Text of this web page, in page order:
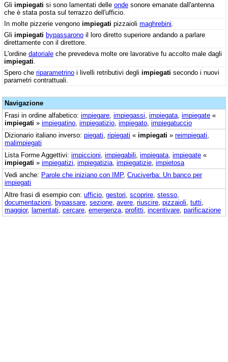
Gli impiegati si sono lamentati delle onde sonore emanate dall'antenna
che è stata posta sul terrazzo dell'ufficio.
In molte pizzerie vengono impiegati pizzaioli maghrebini
Gli impiegati bypassarono il loro diretto superiore andando a parlare
direttamente con il direttore.
L'ordine datoriale che prevedeva molte ore lavorative fu accolto male dagli
impiegati
Spero che riparametrino i livelli retributivi degli impiegati secondo i nuovi
parametri contrattuali.
Navigazione
Frasi in ordine alfabetico: impiegare impiegassi impiegata impiegate «
impiegati » impiegatino impiegatizio impiegato impiegatuccio
Dizionario italiano inverso: piegati ripiegati « impiegati » reimpiegati
malimpiegati
Lista Forme Aggettivi: impiccioni impiegabili impiegata impiegate «
impiegati » impiegatizi impiegatizia impiegatizie impietosa
Vedi anche: Parole che iniziano con IMP, Cruciverba: Un banco per
impiegati
Altre frasi di esempio con: ufficio gestori scoprire stesso
documentazioni bypassare sezione avere riuscire pizzaioli tutti
maggior, lamentati cercare emergenza profitti incentivare parificazione